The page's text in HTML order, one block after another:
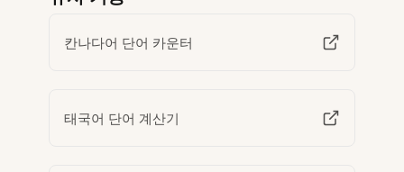
칸나다어 단어 카운터
태국어 단어 계산기